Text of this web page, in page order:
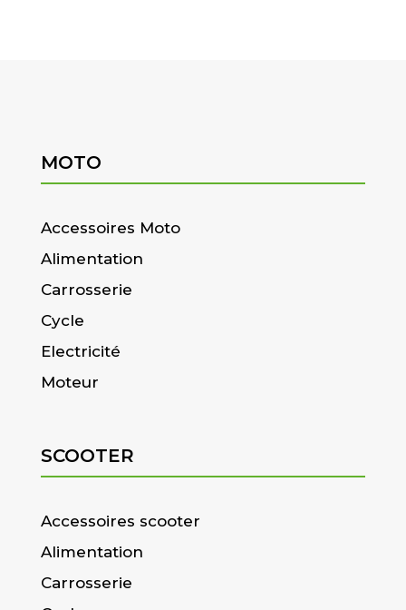
MOTO
Accessoires Moto
Alimentation
Carrosserie
Cycle
Electricité
Moteur
SCOOTER
Accessoires scooter
Alimentation
Carrosserie